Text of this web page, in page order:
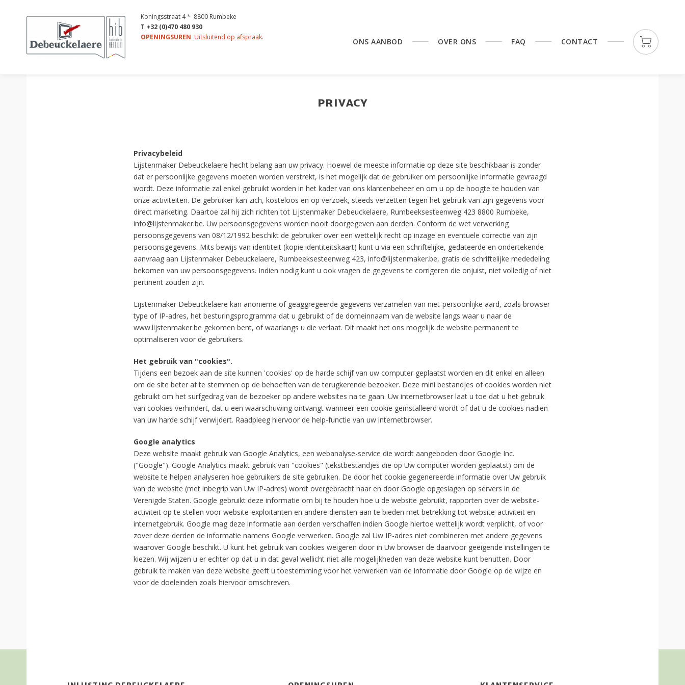
Koningsstraat 4 * 8800 Rumbeke
T +32 (0)470 480 930
OPENINGSUREN Uitsluitend op afspraak. ONS AANBOD OVER ONS FAQ CONTACT
PRIVACY
Privacybeleid
Lijstenmaker Debeuckelaere hecht belang aan uw privacy. Hoewel de meeste informatie op deze site beschikbaar is zonder
dat er persoonlijke gegevens moeten worden verstrekt, is het mogelijk dat de gebruiker om persoonlijke informatie gevraagd
wordt. Deze informatie zal enkel gebruikt worden in het kader van ons klantenbeheer en om u op de hoogte te houden van
onze activiteiten. De gebruiker kan zich, kosteloos en op verzoek, steeds verzetten tegen het gebruik van zijn gegevens voor
direct marketing. Daartoe zal hij zich richten tot Lijstenmaker Debeuckelaere, Rumbeeksesteenweg 423 8800 Rumbeke,
info@lijstenmaker.be. Uw persoonsgegevens worden nooit doorgegeven aan derden. Conform de wet verwerking
persoonsgegevens van 08/12/1992 beschikt de gebruiker over een wettelijk recht op inzage en eventuele correctie van zijn
persoonsgegevens. Mits bewijs van identiteit (kopie identiteitskaart) kunt u via een schriftelijke, gedateerde en ondertekende
aanvraag aan Lijstenmaker Debeuckelaere, Rumbeeksesteenweg 423, info@lijstenmaker.be, gratis de schriftelijke mededeling
bekomen van uw persoonsgegevens. Indien nodig kunt u ook vragen de gegevens te corrigeren die onjuist, niet volledig of niet
pertinent zouden zijn.
Lijstenmaker Debeuckelaere kan anonieme of geaggregeerde gegevens verzamelen van niet-persoonlijke aard, zoals browser
type of IP-adres, het besturingsprogramma dat u gebruikt of de domeinnaam van de website langs waar u naar de
www.lijstenmaker.be gekomen bent, of waarlangs u die verlaat. Dit maakt het ons mogelijk de website permanent te
optimaliseren voor de gebruikers.
Het gebruik van "cookies".
Tijdens een bezoek aan de site kunnen 'cookies' op de harde schijf van uw computer geplaatst worden en dit enkel en alleen
om de site beter af te stemmen op de behoeften van de terugkerende bezoeker. Deze mini bestandjes of cookies worden niet
gebruikt om het surfgedrag van de bezoeker op andere websites na te gaan. Uw internetbrowser laat u toe dat u het gebruik
van cookies verhindert, dat u een waarschuwing ontvangt wanneer een cookie geïnstalleerd wordt of dat u de cookies nadien
van uw harde schijf verwijdert. Raadpleeg hiervoor de help-functie van uw internetbrowser.
Google analytics
Deze website maakt gebruik van Google Analytics, een webanalyse-service die wordt aangeboden door Google Inc.
("Google"). Google Analytics maakt gebruik van "cookies" (tekstbestandjes die op Uw computer worden geplaatst) om de
website te helpen analyseren hoe gebruikers de site gebruiken. De door het cookie gegenereerde informatie over Uw gebruik
van de website (met inbegrip van Uw IP-adres) wordt overgebracht naar en door Google opgeslagen op servers in de
Verenigde Staten. Google gebruikt deze informatie om bij te houden hoe u de website gebruikt, rapporten over de website-
activiteit op te stellen voor website-exploitanten en andere diensten aan te bieden met betrekking tot website-activiteit en
internetgebruik. Google mag deze informatie aan derden verschaffen indien Google hiertoe wettelijk wordt verplicht, of voor
zover deze derden de informatie namens Google verwerken. Google zal Uw IP-adres niet combineren met andere gegevens
waarover Google beschikt. U kunt het gebruik van cookies weigeren door in Uw browser de daarvoor geëigende instellingen te
kiezen. Wij wijzen u er echter op dat u in dat geval wellicht niet alle mogelijkheden van deze website kunt benutten. Door
gebruik te maken van deze website geeft u toestemming voor het verwerken van de informatie door Google op de wijze en
voor de doeleinden zoals hiervoor omschreven.